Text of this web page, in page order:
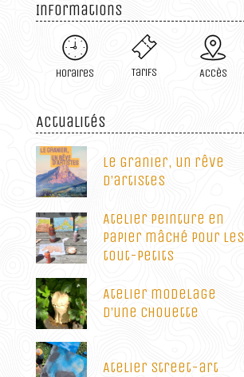
Informations
Horaires Tarifs Accès
Actualités
Le Granier, un rêve
d’artistes
Atelier peinture en
papier mâché pour les
tout-petits
Atelier modelage
d’une chouette
Atelier street-art